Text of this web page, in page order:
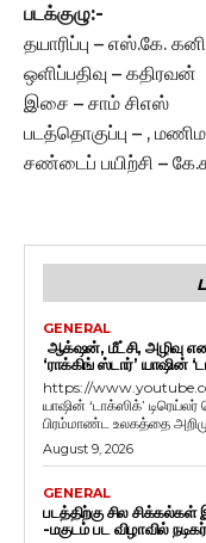
படக்குழு:-
தயாரிப்பு – எஸ்.கே.
ஒளிப்பதிவு – கதிரவன்
இசை – சாம் சிஎஸ்
படத்தொகுப்பு – ,
சண்டைப் பயிற்சி –
GENERAL
ஆக்‌ஷன், மீட்சி, அழிவு
‘ராக்கிங் ஸ்டார்’ யாஷின்
https://
யாஷின் ‘டாக்ஸிக்’
August 9, 2026
GENERAL
படத்திற்கு சில
-மகுடம் பட விழாவில்